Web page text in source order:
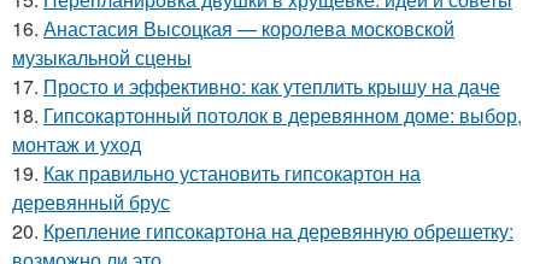
16. Анастасия Высоцкая — королева московской
музыкальной сцены
17. Просто и эффективно: как утеплить крышу на даче
18. Гипсокартонный потолок в деревянном доме: выбор,
монтаж и уход
19. Как правильно установить гипсокартон на
деревянный брус
20. Крепление гипсокартона на деревянную обрешетку: